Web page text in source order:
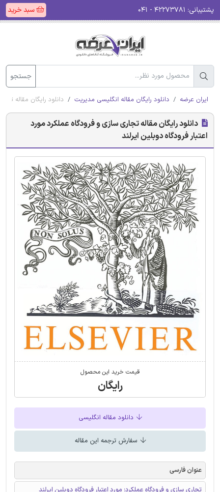
پشتیبانی: سبد خرید
جستجو
ایران عرضه دانلود رایگان مقاله انگلیسی مدیریت دانلود رایگان مقاله
دانلود رایگان مقاله تجاری سازی و فرودگاه عملکرد مورد
اعتبار فرودگاه دوبلین ایرلند
قیمت خرید این محصول
رایگان
دانلود مقاله انگلیسی
سفارش ترجمه این مقاله
عنوان فارسی
تجاری سازی و فرودگاه عملکرد: مورد اعتبار فرودگاه دوبلین ایرلند